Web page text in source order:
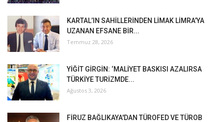
KARTAL’IN SAHİLLERİNDEN LİMAK LİMRA’YA
UZANAN EFSANE BİR...
Temmuz 28, 2026
YİĞİT GİRGİN: ‘MALİYET BASKISI AZALIRSA
TÜRKİYE TURİZMDE...
Ağustos 3, 2026
FİRUZ BAĞLIKAYA'DAN TÜROFED VE TÜROB